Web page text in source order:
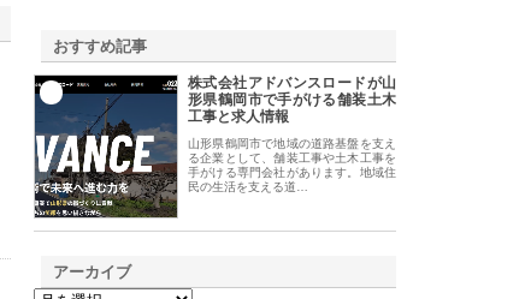
おすすめ記事
株式会社アドバンスロードが山
形県鶴岡市で手がける舗装土木
工事と求人情報
山形県鶴岡市で地域の道路基盤を支え
る企業として、舗装工事や土木工事を
手がける専門会社があります。地域住
民の生活を支える道…
アーカイブ